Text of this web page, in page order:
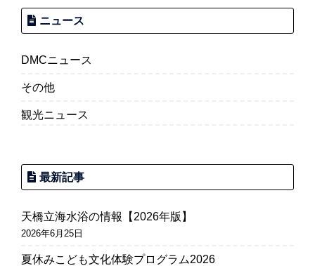
ニュース
DMCニュース
その他
観光ニュース
最新記事
天橋立海水浴の情報【2026年版】
2026年6月25日
夏休みこども文化体験プログラム2026